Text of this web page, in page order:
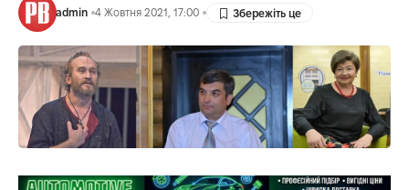
admin 4 Жовтня 2021, 17:00